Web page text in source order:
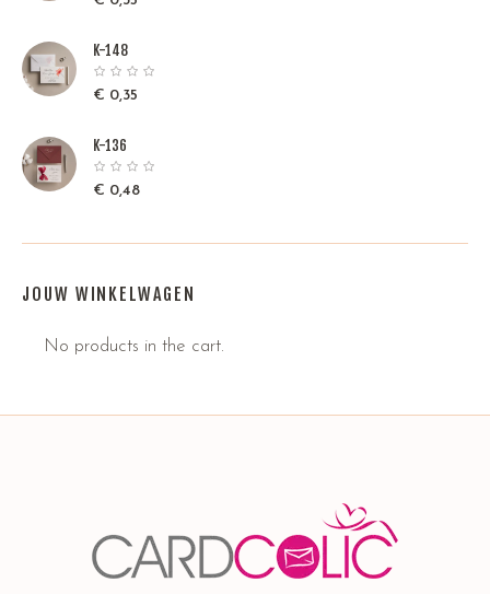
K-148
€ 0,35
K-136
€ 0,48
JOUW WINKELWAGEN
No products in the cart.